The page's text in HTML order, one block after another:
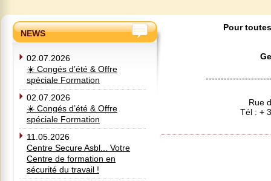
NEWS
02.07.2026
☀️ Congés d’été & Offre
spéciale Formation
02.07.2026
☀️ Congés d’été & Offre
spéciale Formation
11.05.2026
Centre Secure Asbl... Votre
Centre de formation en
sécurité du travail !
Pour
Rue
Tél : +